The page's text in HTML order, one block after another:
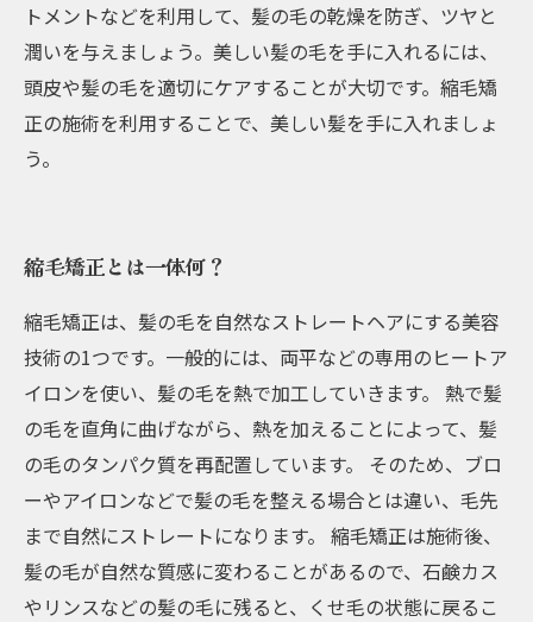
トメントなどを利用して、髪の毛の乾燥を防ぎ、ツヤと
潤いを与えましょう。美しい髪の毛を手に入れるには、
頭皮や髪の毛を適切にケアすることが大切です。縮毛矯
正の施術を利用することで、美しい髪を手に入れましょ
う。
縮毛矯正とは一体何？
縮毛矯正は、髪の毛を自然なストレートヘアにする美容
技術の1つです。一般的には、両平などの専用のヒートア
イロンを使い、髪の毛を熱で加工していきます。 熱で髪
の毛を直角に曲げながら、熱を加えることによって、髪
の毛のタンパク質を再配置しています。 そのため、ブロ
ーやアイロンなどで髪の毛を整える場合とは違い、毛先
まで自然にストレートになります。 縮毛矯正は施術後、
髪の毛が自然な質感に変わることがあるので、石鹸カス
やリンスなどの髪の毛に残ると、くせ毛の状態に戻るこ